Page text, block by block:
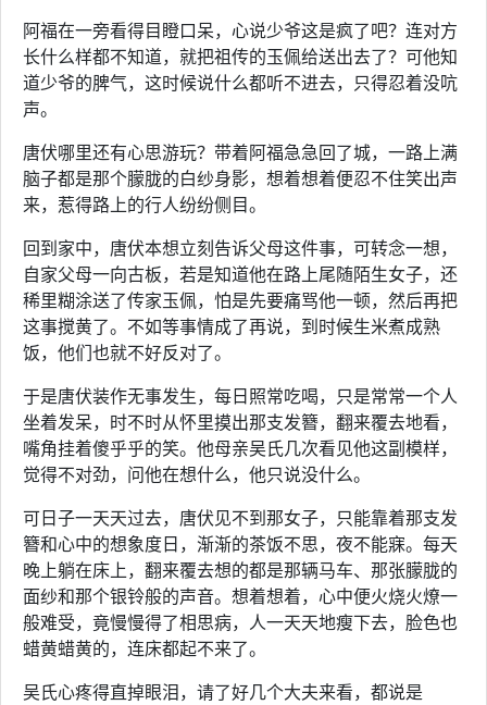
阿福在一旁看得目瞪口呆，心说少爷这是疯了吧？连对方
长什么样都不知道，就把祖传的玉佩给送出去了？可他知
道少爷的脾气，这时候说什么都听不进去，只得忍着没吭
声。
唐伏哪里还有心思游玩？带着阿福急急回了城，一路上满
脑子都是那个朦胧的白纱身影，想着想着便忍不住笑出声
来，惹得路上的行人纷纷侧目。
回到家中，唐伏本想立刻告诉父母这件事，可转念一想，
自家父母一向古板，若是知道他在路上尾随陌生女子，还
稀里糊涂送了传家玉佩，怕是先要痛骂他一顿，然后再把
这事搅黄了。不如等事情成了再说，到时候生米煮成熟
饭，他们也就不好反对了。
于是唐伏装作无事发生，每日照常吃喝，只是常常一个人
坐着发呆，时不时从怀里摸出那支发簪，翻来覆去地看，
嘴角挂着傻乎乎的笑。他母亲吴氏几次看见他这副模样，
觉得不对劲，问他在想什么，他只说没什么。
可日子一天天过去，唐伏见不到那女子，只能靠着那支发
簪和心中的想象度日，渐渐的茶饭不思，夜不能寐。每天
晚上躺在床上，翻来覆去想的都是那辆马车、那张朦胧的
面纱和那个银铃般的声音。想着想着，心中便火烧火燎一
般难受，竟慢慢得了相思病，人一天天地瘦下去，脸色也
蜡黄蜡黄的，连床都起不来了。
吴氏心疼得直掉眼泪，请了好几个大夫来看，都说是